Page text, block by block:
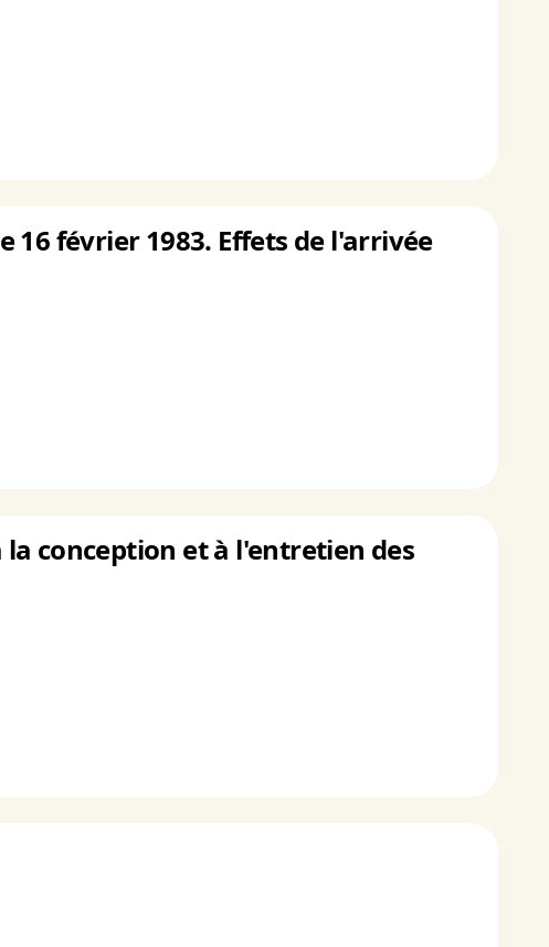
16 février 1983. Effets de l'arrivée
la conception et à l'entretien des